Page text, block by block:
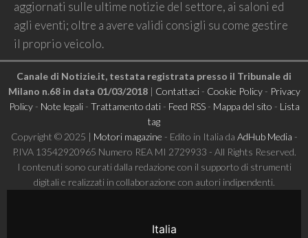
aggiornati sulle ultime notizie del settore, ai saloni ed
agli eventi; oltre a avere validi consigli su come gestire
il proprio veicolo.
Canale di Notizie.it, testata registrata presso il Tribunale di
Milano n.68 in data 01/03/2018| Contattaci- Cookie Policy- Privacy
Policy- Note legali- Trattamento dati- Feed RSS- Mappa del sito - Lista
tag
Copyright © 2025 | Motori magazine - Edito in Italia da AdHub Media -
P.IVA 13542920965 Numero REA MI 2729933 - All Rights Reserved.
I contenuti sono curati dalla redazione con il supporto di strumenti
digitali e realizzati in collaborazione con autori indipendenti.
Italia